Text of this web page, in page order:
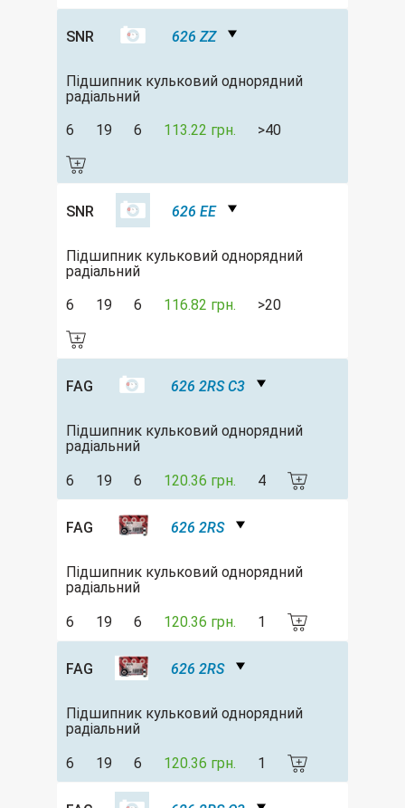
SNR 626 ZZ
Підшипник кульковий однорядний
радіальний
6
19 6 113.22 грн. >40
SNR 626 EE
Підшипник кульковий однорядний
радіальний
6
19 6 116.82 грн. >20
FAG 626 2RS C3
Підшипник кульковий однорядний
радіальний
6 19 6 120.36 грн. 4
FAG 626 2RS
Підшипник кульковий однорядний
радіальний
6 19 6 120.36 грн. 1
FAG 626 2RS
Підшипник кульковий однорядний
радіальний
6 19 6 120.36 грн. 1